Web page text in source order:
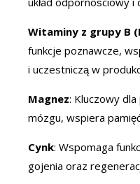
Witaminy z grupy B
funkcje poznawcze,
i uczestniczą w
Magnez: Kluczowy
mózgu, wspiera
Cynk: Wspomaga
gojenia oraz